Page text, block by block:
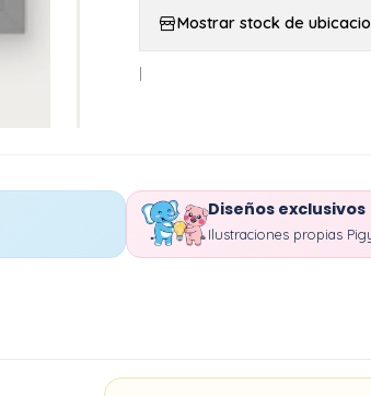
Mostrar stock de
|
Diseños exclusivos
Ilustraciones propias